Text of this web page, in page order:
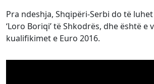
Pra ndeshja, Shqipëri-Serbi do të
‘Loro Boriqi’ të Shkodrës, dhe është e
kualifikimet e Euro 2016.